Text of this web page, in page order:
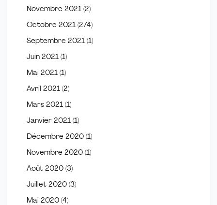
Novembre 2021 (2)
Octobre 2021 (274)
Septembre 2021 (1)
Juin 2021 (1)
Mai 2021 (1)
Avril 2021 (2)
Mars 2021 (1)
Janvier 2021 (1)
Décembre 2020 (1)
Novembre 2020 (1)
Août 2020 (3)
Juillet 2020 (3)
Mai 2020 (4)